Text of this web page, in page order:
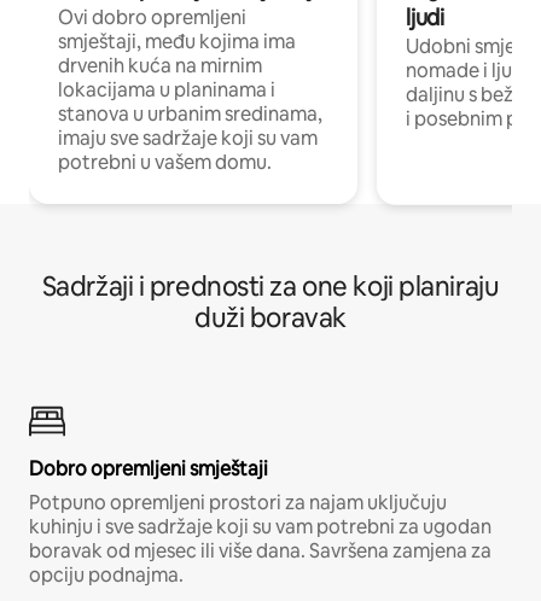
Ovi dobro opremljeni
smještaji, među kojima ima
drvenih kuća na mirnim
lokacijama u planinama i
stanova u urbanim sredinama,
imaju sve sadržaje koji su vam
potrebni u vašem domu.
ljudi
Udobni
nomade i ljude
daljinu s
i posebnim
Sadržaji i prednosti za one koji planiraju
duži boravak
Dobro opremljeni smještaji
Potpuno opremljeni prostori za najam uključuju
kuhinju i sve sadržaje koji su vam potrebni za ugodan
boravak od mjesec ili više dana. Savršena zamjena za
opciju podnajma.